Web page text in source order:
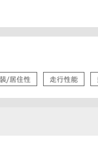
/居住性 走行性能